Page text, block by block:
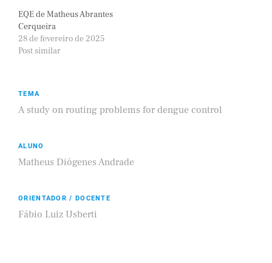
EQE de Matheus Abrantes
Cerqueira
28 de fevereiro de 2025
Post similar
TEMA
A study on routing problems for dengue control
ALUNO
Matheus Diógenes Andrade
ORIENTADOR / DOCENTE
Fábio Luiz Usberti